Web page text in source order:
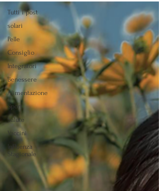
Tutti i post
solari
Pelle
Consiglio
Integratori
Benessere
Alimentazione
Sport
Salute
Vaccini
Influenza
Stagionale